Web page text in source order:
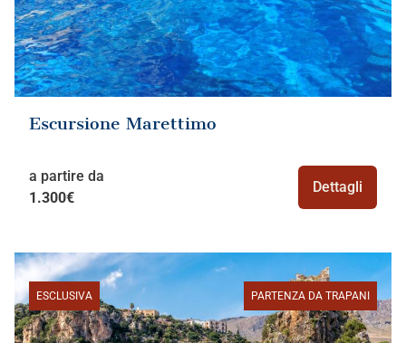
Escursione Marettimo
a partire da
1.300€
Dettagli
ESCLUSIVA PARTENZA DA TRAPANI